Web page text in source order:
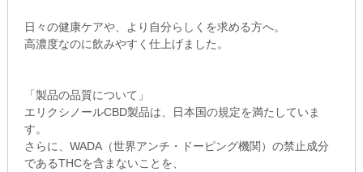
日々の健康ケアや、より自分らしくを求める方へ。
高濃度なのに飲みやすく仕上げました。
「製品の品質について」
エリクシノールCBD製品は、日本国の規定を満たしていま
す。
さらに、WADA（世界アンチ・ドーピング機関）の禁止成分
であるTHCを含まないことを、